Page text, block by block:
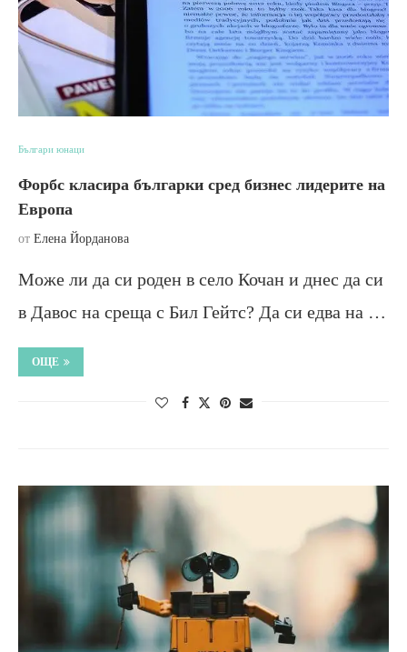
Българи юнаци
Форбс класира българки сред бизнес лидерите на
Европа
от Елена Йорданова
Може ли да си роден в село Кочан и днес да си
в Давос на среща с Бил Гейтс? Да си едва на …
ОЩЕ